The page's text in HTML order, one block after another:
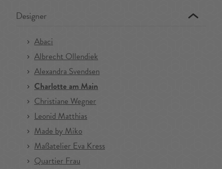
Designer
Abaci
Albrecht Ollendiek
Alexandra Svendsen
Charlotte am Main
Christiane Wegner
Leonid Matthias
Made by Miko
Maßatelier Eva Kress
Quartier Frau